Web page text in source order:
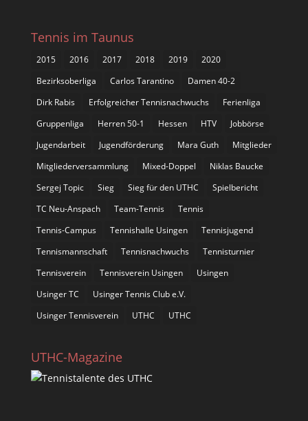
Tennis im Taunus
2015 2016 2017 2018 2019
2020
Bezirksoberliga
Carlos Tarantino
Damen 40-2
Dirk Rabis
Erfolgreicher Tennisnachwuchs
Ferienliga
Gruppenliga
Herren 50-1 Hessen HTV
Jobbörse
Jugendarbeit
Jugendförderung Mara Guth
Mitglieder
Mitgliederversammlung
Mixed-Doppel
Niklas Baucke
Sergej Topic
Sieg Sieg für den UTHC
Spielbericht
TC Neu-Anspach
Team-Tennis
Tennis
Tennis-Campus
Tennishalle Usingen
Tennisjugend
Tennismannschaft
Tennisnachwuchs
Tennisturnier
Tennisverein
Tennisverein Usingen
Usingen
Usinger TC
Usinger Tennis Club e.V.
Usinger Tennisverein
UTHC UTHC
UTHC-Magazine